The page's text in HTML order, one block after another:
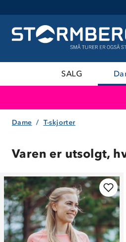
SALG
Dame T-skjorter
Varen er utsolgt,